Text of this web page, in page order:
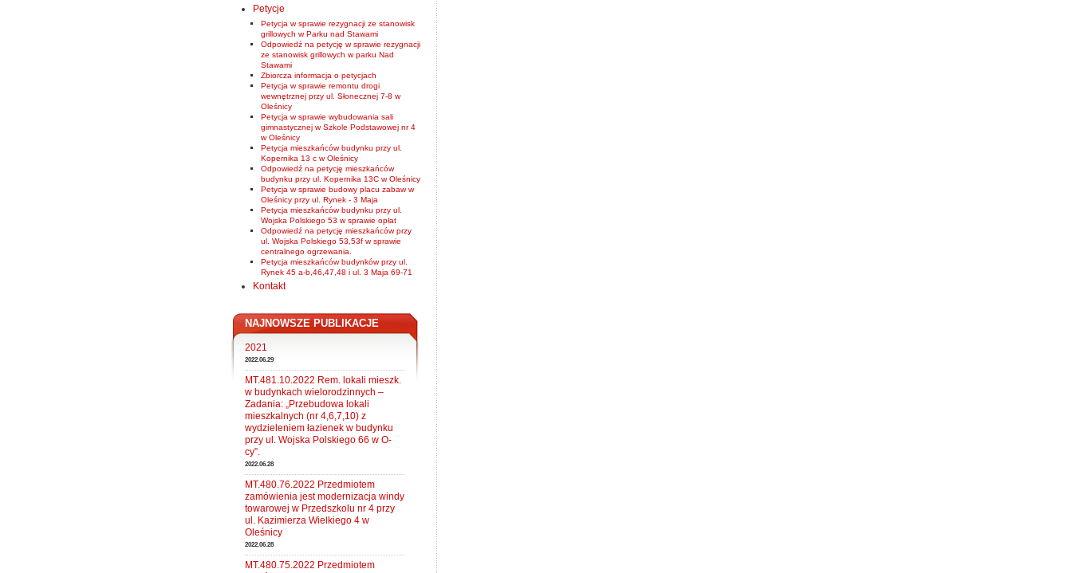
Petycje
Petycja w sprawie rezygnacji ze stanowisk
grillowych w Parku nad Stawami
Odpowiedź na petycję w sprawie rezygnacji
ze stanowisk grillowych w parku Nad
Stawami
Zbiorcza informacja o petycjach
Petycja w sprawie remontu drogi
wewnętrznej przy ul. Słonecznej 7-8 w
Oleśnicy
Petycja w sprawie wybudowania sali
gimnastycznej w Szkole Podstawowej nr 4
w Oleśnicy
Petycja mieszkańców budynku przy ul.
Kopernika 13 c w Oleśnicy
Odpowiedź na petycję mieszkańców
budynku przy ul. Kopernika 13C w Oleśnicy
Petycja w sprawie budowy placu zabaw w
Oleśnicy przy ul. Rynek - 3 Maja
Petycja mieszkańców budynku przy ul.
Wojska Polskiego 53 w sprawie opłat
Odpowiedź na petycję mieszkańców przy
ul. Wojska Polskiego 53,53f w sprawie
centralnego ogrzewania.
Petycja mieszkańców budynków przy ul.
Rynek 45 a-b,46,47,48 i ul. 3 Maja 69-71
Kontakt
NAJNOWSZE PUBLIKACJE
2021
2022.06.29
MT.481.10.2022 Rem. lokali mieszk.
w budynkach wielorodzinnych –
Zadania: „Przebudowa lokali
mieszkalnych (nr 4,6,7,10) z
wydzieleniem łazienek w budynku
przy ul. Wojska Polskiego 66 w O-
cy”.
2022.06.28
MT.480.76.2022 Przedmiotem
zamówienia jest modernizacja windy
towarowej w Przedszkolu nr 4 przy
ul. Kazimierza Wielkiego 4 w
Oleśnicy
2022.06.28
MT.480.75.2022 Przedmiotem